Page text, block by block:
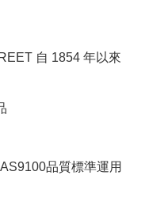
自 1854 年以來
品質標準運用